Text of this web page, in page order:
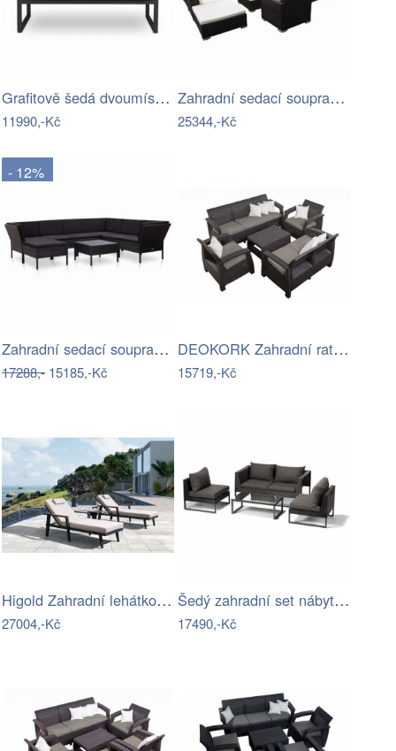
Grafitově šedá dvoumístná zahradní…
11990,-Kč
Zahradní sedací souprava 12 ks…
25344,-Kč
- 12%
Zahradní sedací souprava 8 ks polyratan…
17288,- 15185,-Kč
DEOKORK Zahradní ratanová sestava …
15719,-Kč
Higold Zahradní lehátko HIGOLD - Emoti…
27004,-Kč
Šedý zahradní set nábytku z umělého…
17490,-Kč